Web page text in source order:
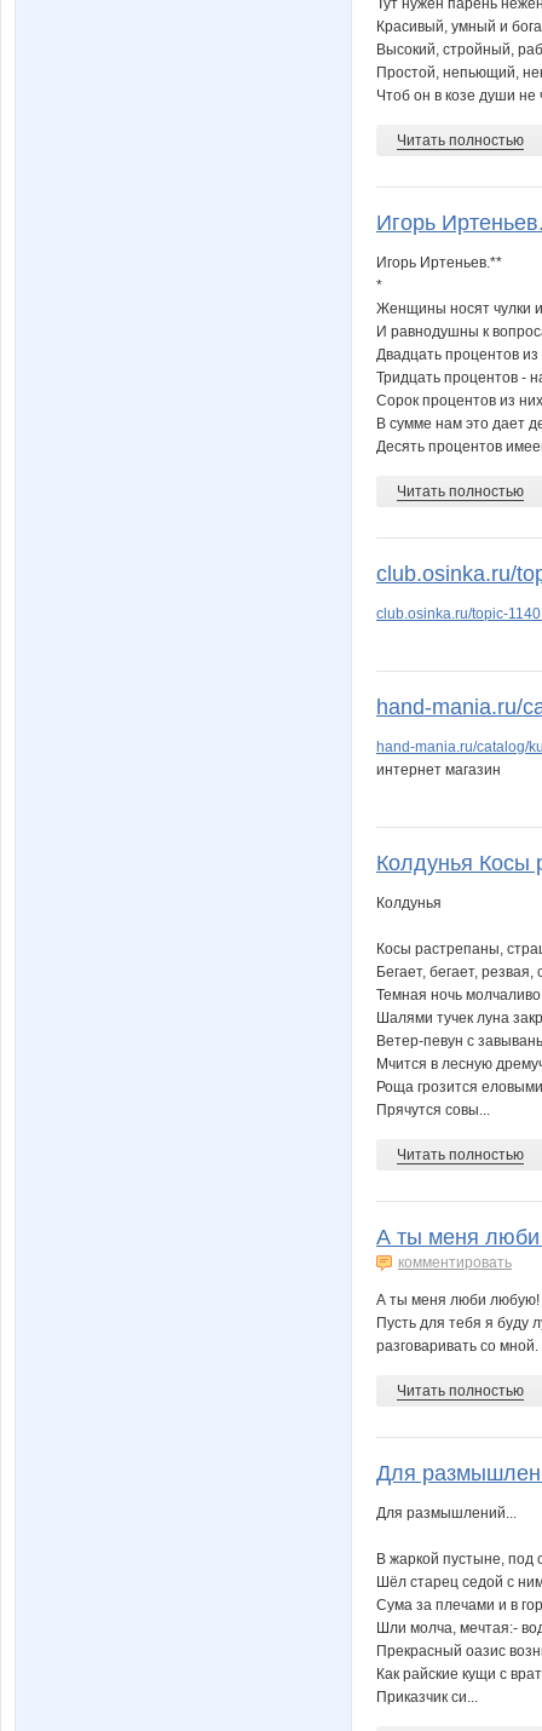
Красивый, умный и
Высокий, стройный,
Простой, непьющий,
Чтоб он в козе души не
Читать полностью
Игорь
Игорь Иртеньев.**
*
Женщины носят чулки и
И равнодушны к
Двадцать процентов из
Тридцать процентов -
Сорок процентов из
В сумме нам это дает
Десять процентов
Читать полностью
club.osinka.ru/
club.osinka.ru/topic-
hand-mania.ru/
hand-mania.ru/catalog/
интернет магазин
Колдунья Косы
Колдунья
Косы растрепаны,
Бегает, бегает, резвая,
Темная ночь молчаливо
Шалями тучек луна
Ветер-певун с
Мчится в лесную
Роща грозится
Прячутся совы...
Читать полностью
А ты меня
комментировать
А ты меня люби любую!
Пусть для тебя я буду
разговаривать со
Читать полностью
Для
Для размышлений...
B жаркой пустыне, под
Шёл старец седой с
Сума за плечами и в
Шли молча, мечтая:-
Прекрасный оазис
Как райские кущи с
Приказчик си...